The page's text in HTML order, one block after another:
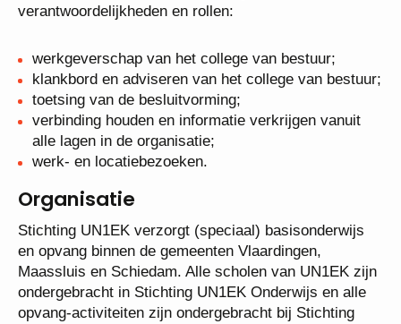
verantwoordelijkheden en rollen:
werkgeverschap van het college van bestuur;
klankbord en adviseren van het college van bestuur;
toetsing van de besluitvorming;
verbinding houden en informatie verkrijgen vanuit
alle lagen in de organisatie;
werk- en locatiebezoeken.
Organisatie
Stichting UN1EK verzorgt (speciaal) basisonderwijs
en opvang binnen de gemeenten Vlaardingen,
Maassluis en Schiedam. Alle scholen van UN1EK zijn
ondergebracht in Stichting UN1EK Onderwijs en alle
opvang-activiteiten zijn ondergebracht bij Stichting